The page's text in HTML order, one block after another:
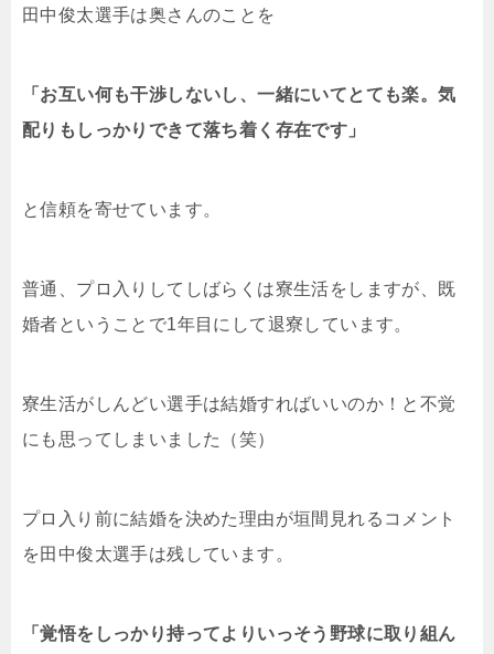
田中俊太選手は奥さんのことを
「お互い何も干渉しないし、一緒にいてとても楽。気
配りもしっかりできて落ち着く存在です」
と信頼を寄せています。
普通、プロ入りしてしばらくは寮生活をしますが、既
婚者ということで1年目にして退寮しています。
寮生活がしんどい選手は結婚すればいいのか！と不覚
にも思ってしまいました（笑）
プロ入り前に結婚を決めた理由が垣間見れるコメント
を田中俊太選手は残しています。
「覚悟をしっかり持ってよりいっそう野球に取り組ん